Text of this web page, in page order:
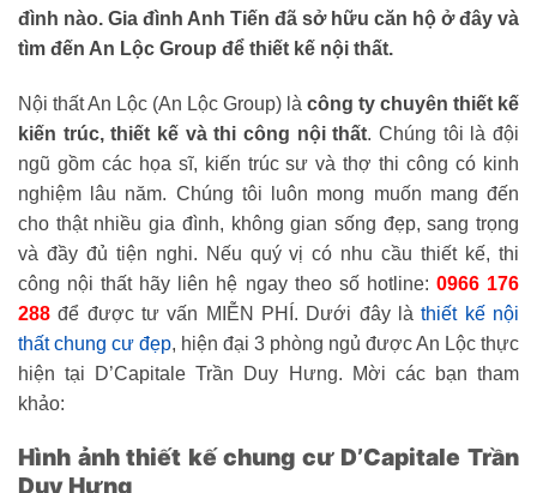
đình nào. Gia đình Anh Tiến đã sở hữu căn hộ ở đây và
tìm đến An Lộc Group để thiết kế nội thất.
Nội thất An Lộc (An Lộc Group) là công ty chuyên thiết kế
kiến trúc, thiết kế và thi công nội thất. Chúng tôi là đội
ngũ gồm các họa sĩ, kiến trúc sư và thợ thi công có kinh
nghiệm lâu năm. Chúng tôi luôn mong muốn mang đến
cho thật nhiều gia đình, không gian sống đẹp, sang trọng
và đầy đủ tiện nghi. Nếu quý vị có nhu cầu thiết kế, thi
công nội thất hãy liên hệ ngay theo số hotline: 0966 176
288 để được tư vấn MIỄN PHÍ. Dưới đây làthiết kế nội
thất chung cư đẹp, hiện đại 3 phòng ngủ được An Lộc thực
hiện tại D’Capitale Trần Duy Hưng. Mời các bạn tham
khảo:
Hình ảnh thiết kế chung cư D’Capitale Trần
Duy Hưng